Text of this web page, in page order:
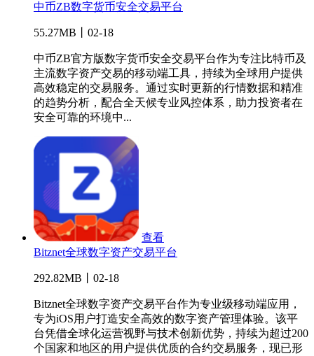
中币ZB数字货币安全交易平台
55.27MB丨02-18
中币ZB官方版数字货币安全交易平台作为专注比特币及
主流数字资产交易的移动端工具，持续为全球用户提供
高效稳定的交易服务。通过实时更新的行情数据和精准
的趋势分析，配合全天候专业风控体系，助力投资者在
安全可靠的环境中...
查看
Bitznet全球数字资产交易平台
292.82MB丨02-18
Bitznet全球数字资产交易平台作为专业级移动端应用，
专为iOS用户打造安全高效的数字资产管理体验。该平
台凭借全球化运营视野与技术创新优势，持续为超过200
个国家和地区的用户提供优质的合约交易服务，现已形